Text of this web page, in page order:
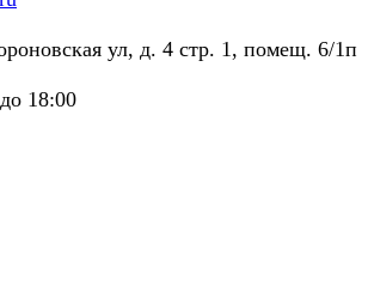
ул, д. 4 стр. 1, помещ. 6/1п
18:00